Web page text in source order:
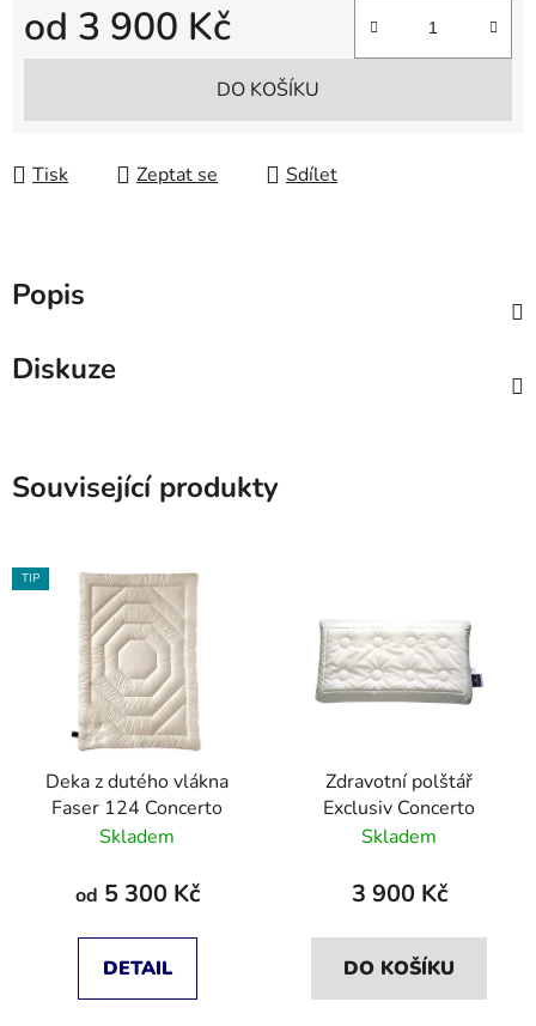
od 3 900 Kč
Měrná cena:
DO KOŠÍKU
Tisk Zeptat se Sdílet
Popis
Diskuze
Související produkty
TIP
Deka z dutého vlákna
Faser 124 Concerto
Skladem
od 5 300 Kč
DETAIL
Zdravotní polštář
Exclusiv Concerto
Skladem
3 900 Kč
DO KOŠÍKU